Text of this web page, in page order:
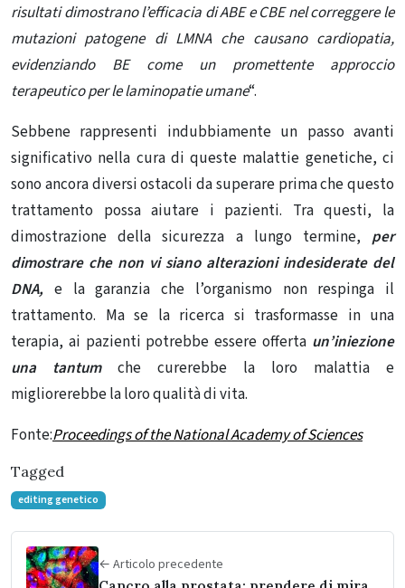
risultati dimostrano l’efficacia di ABE e CBE nel correggere le
mutazioni patogene di LMNAche causano cardiopatia,
evidenziando BE come un promettente approccio
terapeutico per le laminopatie umane“.
Sebbene rappresenti indubbiamente un passo avanti
significativo nella cura di queste malattie genetiche, ci
sono ancora diversi ostacoli da superare prima che questo
trattamento possa aiutare i pazienti. Tra questi, la
dimostrazione della sicurezza a lungo termine, per
dimostrare che non vi siano alterazioni indesiderate del
DNA, e la garanzia che l’organismo non respinga il
trattamento. Ma se la ricerca si trasformasse in una
terapia, ai pazienti potrebbe essere offerta un’iniezione
una tantumche curerebbe la loro malattia e
migliorerebbe la loro qualità di vita.
Fonte:Proceedings of the National Academy of Sciences
Tagged
editing genetico
← Articolo precedente